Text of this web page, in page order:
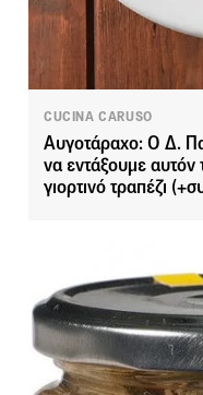
CUCINA CARUSO
Αυγοτάραχο: Ο Δ.
να εντάξουμε αυτόν
γιορτινό τραπέζι